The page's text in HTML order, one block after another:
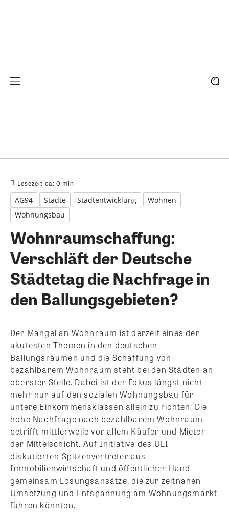
Lesezeit ca: 0 min.
AG94 Städte Stadtentwicklung
Wohnen
Wohnungsbau
Wohnraumschaffung:
Verschläft der Deutsche
Städtetag die Nachfrage in
den Ballungsgebieten?
Der Mangel an Wohnraum ist derzeit eines der
akutesten Themen in den deutschen
Ballungsräumen und die Schaffung von
bezahlbarem Wohnraum steht bei den Städten an
oberster Stelle. Dabei ist der Fokus längst nicht
mehr nur auf den sozialen Wohnungsbau für
untere Einkommensklassen allein zu richten: Die
hohe Nachfrage nach bezahlbarem Wohnraum
betrifft mittlerweile vor allem Käufer und Mieter
der Mittelschicht. Auf Initiative des ULI
diskutierten Spitzenvertreter aus
Immobilienwirtschaft und öffentlicher Hand
gemeinsam Lösungsansätze, die zur zeitnahen
Umsetzung und Entspannung am Wohnungsmarkt
führen könnten.